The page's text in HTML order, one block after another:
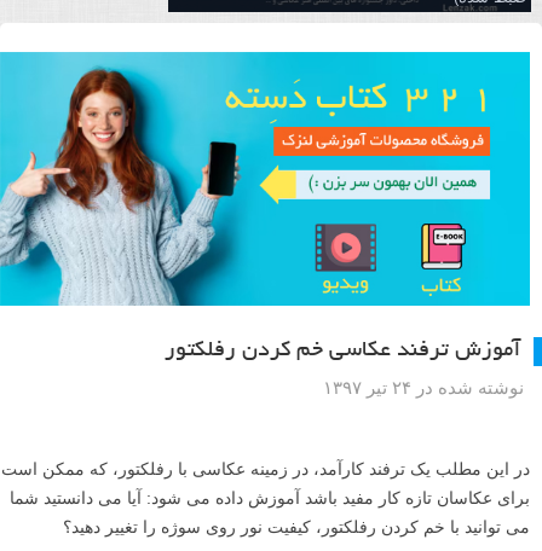
آموزش ترفند عکاسی خم کردن رفلکتور
نوشته شده در ۲۴ تیر ۱۳۹۷